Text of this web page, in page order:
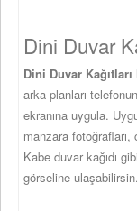
Dini Duvar
Dini Duvar Kağıtları
arka planları
ekranına uygula.
manzara fotoğrafları,
Kabe duvar kağıdı
görseline ulaşabilirsin.